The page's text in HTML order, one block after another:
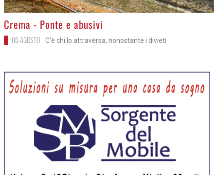
>
Crema - Ponte e abusivi
06 AGOSTO C'è chi lo attraversa, nonostante i divieti